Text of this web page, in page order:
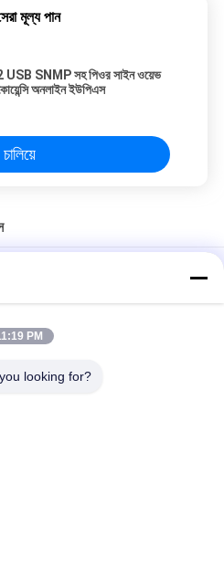
মূল্য পান
USB SNMP সহ পিওর সাইন ওয়েভ
অনলাইন ইউপিএস
চালিয়ে
ইউপিএস নিরবচ্ছিন্ন বিদ্যুৎ সরবরাহ
অনলাইন ইউপিএস
ডিসপ্লে সহ অনলাইন ডাবল কনভার্সন
PM
looking for?